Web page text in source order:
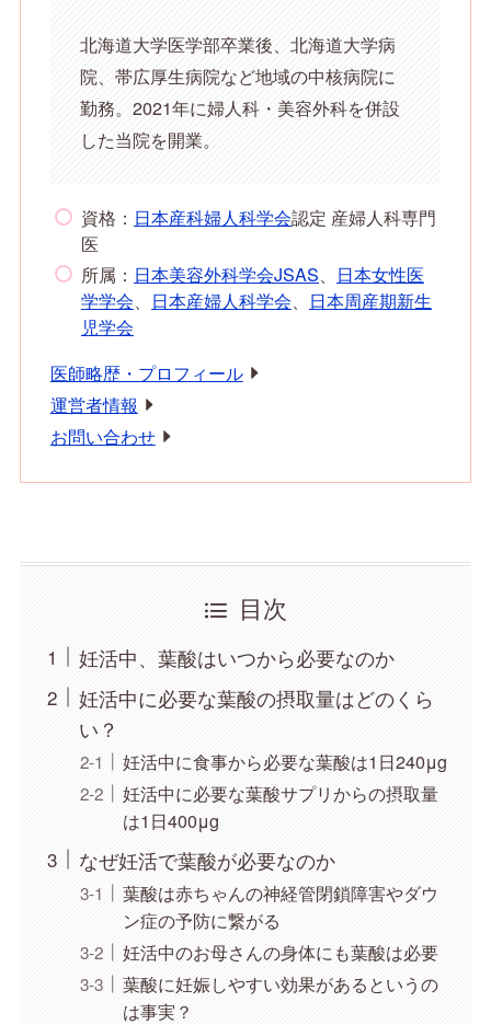
北海道大学医学部卒業後、北海道大学病
院、帯広厚生病院など地域の中核病院に
勤務。2021年に婦人科・美容外科を併設
した当院を開業。
資格： 日本産科婦人科学会認定 産婦人科専門
医
所属： 日本美容外科学会JSAS、 日本女性医
学学会、 日本産婦人科学会、 日本周産期新生
児学会
医師略歴・プロフィール
運営者情報
お問い合わせ
目次
妊活中、葉酸はいつから必要なのか
妊活中に必要な葉酸の摂取量はどのくら
い？
妊活中に食事から必要な葉酸は1日240μg
妊活中に必要な葉酸サプリからの摂取量
は1日400μg
なぜ妊活で葉酸が必要なのか
葉酸は赤ちゃんの神経管閉鎖障害やダウ
ン症の予防に繋がる
妊活中のお母さんの身体にも葉酸は必要
葉酸に妊娠しやすい効果があるというの
は事実？